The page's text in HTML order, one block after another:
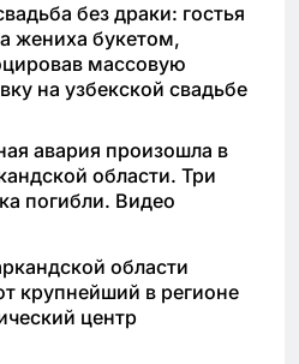
без драки: гостья
жениха букетом,
массовую
на узбекской свадьбе
авария произошла в
области. Три
погибли. Видео
области
крупнейший в регионе
центр